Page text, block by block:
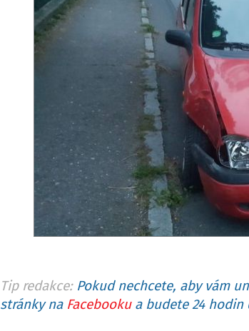
Tip redakce: Pokud nechcete, aby vám
stránky na Facebookua budete 24 hodin